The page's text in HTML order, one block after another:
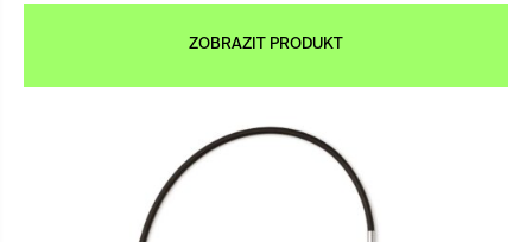
ZOBRAZIT PRODUKT